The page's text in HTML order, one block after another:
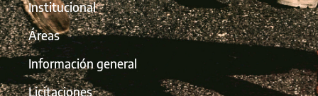
Institucional
Áreas
Información general
Licitaciones